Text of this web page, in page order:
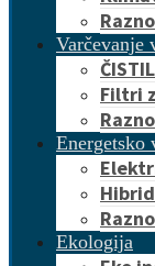
Razno
Varčevanje
Filtri
Razno
Energetsko
Razno
Ekologija